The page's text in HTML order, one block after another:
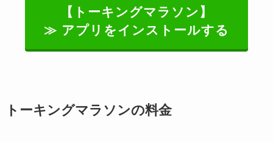
【トーキングマラソン】
≫ アプリをインストールする
トーキングマラソンの料金